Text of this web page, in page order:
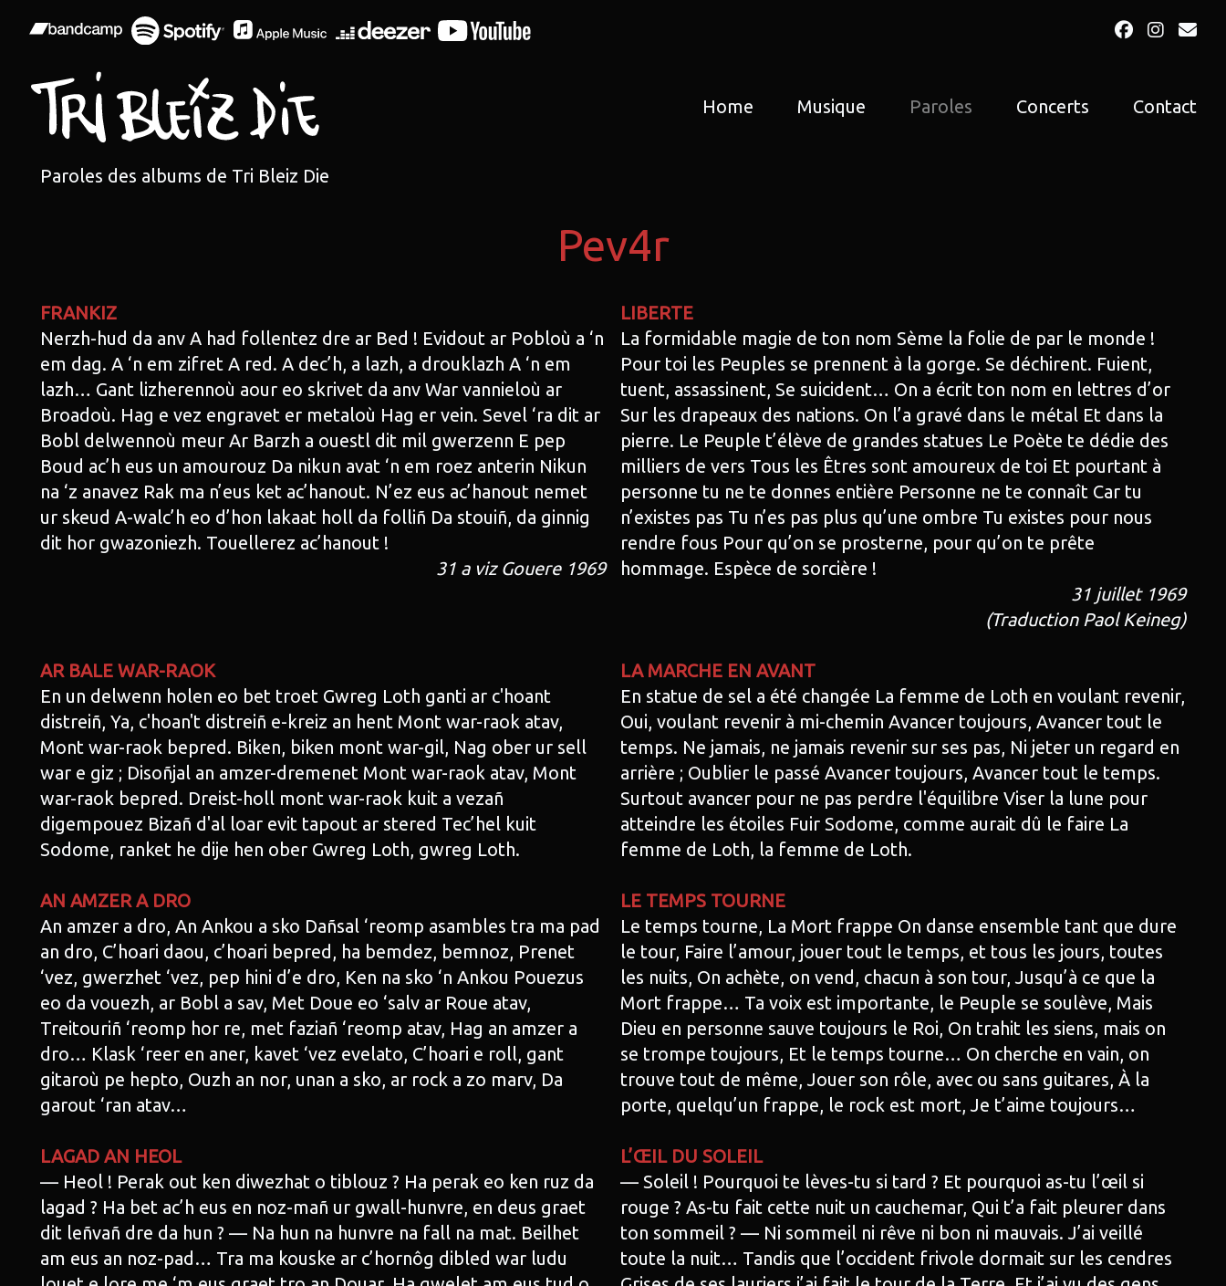
Facebook
Home Musique Paroles Concerts Contact
Paroles des albums de Tri Bleiz Die
Pev4r
FRANKIZ
Nerzh-hud da anv A had follentez dre ar Bed ! Evidout ar Pobloù a ‘n
em dag. A ‘n em zifret A red. A dec’h, a lazh, a drouklazh A ‘n em
lazh… Gant lizherennoù aour eo skrivet da anv War vannieloù ar
Broadoù. Hag e vez engravet er metaloù Hag er vein. Sevel ‘ra dit ar
Bobl delwennoù meur Ar Barzh a ouestl dit mil gwerzenn E pep
Boud ac’h eus un amourouz Da nikun avat ‘n em roez anterin Nikun
na ‘z anavez Rak ma n’eus ket ac’hanout. N’ez eus ac’hanout nemet
ur skeud A-walc’h eo d’hon lakaat holl da folliñ Da stouiñ, da ginnig
dit hor gwazoniezh. Touellerez ac’hanout !
31 a viz Gouere 1969
LIBERTE
La formidable magie de ton nom Sème la folie de par le monde !
Pour toi les Peuples se prennent à la gorge. Se déchirent. Fuient,
tuent, assassinent, Se suicident… On a écrit ton nom en lettres d’or
Sur les drapeaux des nations. On l’a gravé dans le métal Et dans la
pierre. Le Peuple t’élève de grandes statues Le Poète te dédie des
milliers de vers Tous les Êtres sont amoureux de toi Et pourtant à
personne tu ne te donnes entière Personne ne te connaît Car tu
n’existes pas Tu n’es pas plus qu’une ombre Tu existes pour nous
rendre fous Pour qu’on se prosterne, pour qu’on te prête
hommage. Espèce de sorcière !
31 juillet 1969
(Traduction Paol Keineg)
AR BALE WAR-RAOK
En un delwenn holen eo bet troet Gwreg Loth ganti ar c'hoant
distreiñ, Ya, c'hoan't distreiñ e-kreiz an hent Mont war-raok atav,
Mont war-raok bepred. Biken, biken mont war-gil, Nag ober ur sell
war e giz ; Disoñjal an amzer-dremenet Mont war-raok atav, Mont
war-raok bepred. Dreist-holl mont war-raok kuit a vezañ
digempouez Bizañ d'al loar evit tapout ar stered Tec’hel kuit
Sodome, ranket he dije hen ober Gwreg Loth, gwreg Loth.
LA MARCHE EN AVANT
En statue de sel a été changée La femme de Loth en voulant revenir,
Oui, voulant revenir à mi-chemin Avancer toujours, Avancer tout le
temps. Ne jamais, ne jamais revenir sur ses pas, Ni jeter un regard en
arrière ; Oublier le passé Avancer toujours, Avancer tout le temps.
Surtout avancer pour ne pas perdre l'équilibre Viser la lune pour
atteindre les étoiles Fuir Sodome, comme aurait dû le faire La
femme de Loth, la femme de Loth.
AN AMZER A DRO
An amzer a dro, An Ankou a sko Dañsal ‘reomp asambles tra ma pad
an dro, C’hoari daou, c’hoari bepred, ha bemdez, bemnoz, Prenet
‘vez, gwerzhet ‘vez, pep hini d’e dro, Ken na sko ‘n Ankou Pouezus
eo da vouezh, ar Bobl a sav, Met Doue eo ‘salv ar Roue atav,
Treitouriñ ‘reomp hor re, met faziañ ‘reomp atav, Hag an amzer a
dro… Klask ‘reer en aner, kavet ‘vez evelato, C’hoari e roll, gant
gitaroù pe hepto, Ouzh an nor, unan a sko, ar rock a zo marv, Da
garout ‘ran atav…
LE TEMPS TOURNE
Le temps tourne, La Mort frappe On danse ensemble tant que dure
le tour, Faire l’amour, jouer tout le temps, et tous les jours, toutes
les nuits, On achète, on vend, chacun à son tour, Jusqu’à ce que la
Mort frappe… Ta voix est importante, le Peuple se soulève, Mais
Dieu en personne sauve toujours le Roi, On trahit les siens, mais on
se trompe toujours, Et le temps tourne… On cherche en vain, on
trouve tout de même, Jouer son rôle, avec ou sans guitares, À la
porte, quelqu’un frappe, le rock est mort, Je t’aime toujours…
LAGAD AN HEOL
— Heol ! Perak out ken diwezhat o tiblouz ? Ha perak eo ken ruz da
lagad ? Ha bet ac’h eus en noz-mañ ur gwall-hunvre, en deus graet
dit leñvañ dre da hun ? — Na hun na hunvre na fall na mat. Beilhet
am eus an noz-pad… Tra ma kouske ar c’hornôg dibled war ludu
L’ŒIL DU SOLEIL
— Soleil ! Pourquoi te lèves-tu si tard ? Et pourquoi as-tu l’œil si
rouge ? As-tu fait cette nuit un cauchemar, Qui t’a fait pleurer dans
ton sommeil ? — Ni sommeil ni rêve ni bon ni mauvais. J’ai veillé
toute la nuit… Tandis que l’occident frivole dormait sur les cendres